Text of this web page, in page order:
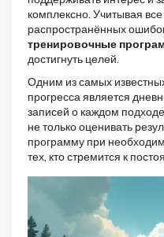
комплексно. Учитывая
распространённых
тренировочные
достигнуть целей.
Одним из самых
прогресса является
записей о каждом
не только оценивать
программу при
тех, кто стремится к